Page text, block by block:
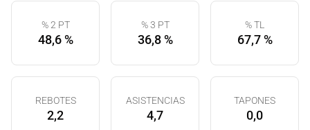
% 2 PT
48,6 %
% 3 PT
36,8 %
% TL
67,7 %
REBOTES
2,2
ASISTENCIAS
4,7
TAPONES
0,0